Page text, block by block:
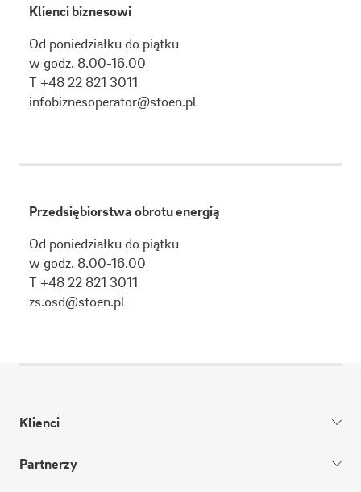
Klienci biznesowi
Od poniedziałku do piątku
w godz. 8.00-16.00
T +48 22 821 3011
infobiznesoperator@stoen.pl
Przedsiębiorstwa obrotu energią
Od poniedziałku do piątku
w godz. 8.00-16.00
T +48 22 821 3011
zs.osd@stoen.pl
Klienci
Partnerzy